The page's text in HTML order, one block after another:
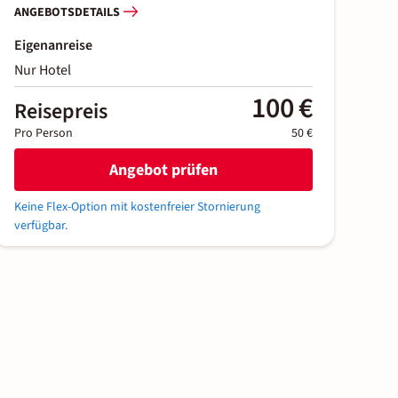
ANGEBOTSDETAILS
Eigenanreise
Nur Hotel
Reisepreis 100 €
Pro Person 50 €
Angebot prüfen
Keine Flex-Option mit kostenfreier Stornierung
verfügbar.